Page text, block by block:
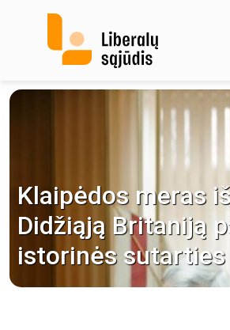
Klaipėdos meras
Didžiąją Britaniją
istorinės sutarties